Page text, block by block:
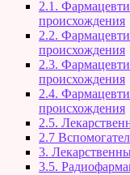
2.1.
происхождения
2.2.
происхождения
2.3.
происхождения
2.4.
происхождения
2.5.
2.7
3.
3.5.